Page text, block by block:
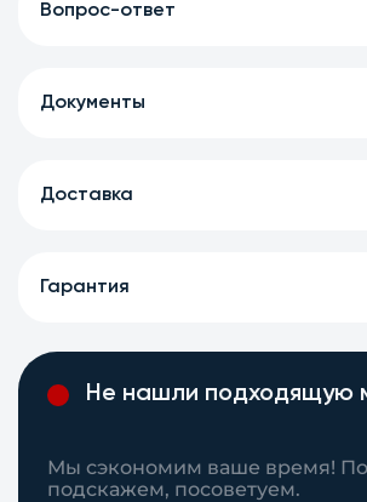
Вопрос-ответ
Документы
Доставка
Гарантия
Не нашли подходящую
Мы сэкономим ваше время!
подскажем, посоветуем.